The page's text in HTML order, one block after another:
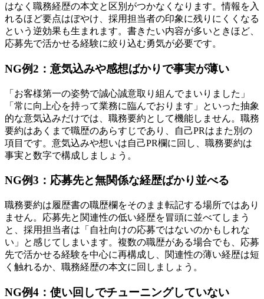
はなく職務経歴の本文と区別がつかなくなります。情報を入
れるほど要点はぼやけ、採用担当者の印象に残りにくくなる
という逆効果も生まれます。書きたい内容が多いときほど、
応募先で活かせる経験に絞り込む勇気が必要です。
NG例2：意気込みや感想ばかりで事実が薄い
「お客様第一の姿勢で誠心誠意取り組んでまいりました」
「常に向上心を持って業務に臨んでおります」といった抽象
的な意気込みだけでは、職務要約として機能しません。職務
要約はあくまで職歴のあらすじであり、自己PRはまた別の
項目です。意気込みや想いは自己PR欄に回し、職務要約は
事実と数字で構成しましょう。
NG例3：応募先と無関係な経歴ばかり並べる
職務要約は履歴書の職歴欄をそのまま転記する場所ではあり
ません。応募先と関連性の低い経歴を冒頭に並べてしまう
と、採用担当者は「自社向けの応募ではないのかもしれな
い」と感じてしまいます。複数の職歴がある場合でも、応募
先で活かせる経験を中心に再構成し、関連性の薄い経歴は短
く触れるか、職務経歴の本文に回しましょう。
NG例4：使い回しでチューニングしていない